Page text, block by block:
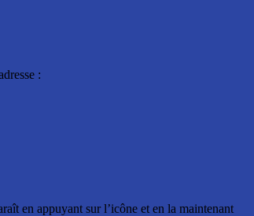
:
en appuyant sur l’icône et en la maintenant